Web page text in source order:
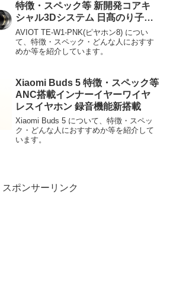
特徴・スペック等 新開発コアキ
シャル3Dシステム 日髙のり子氏
オリジナルボイスガイダンスも搭
載
AVIOT TE-W1-PNK(ピヤホン8) につい
て、特徴・スペック・どんな人におすす
めか等を紹介しています。
Xiaomi Buds 5 特徴・スペック等
ANC搭載インナーイヤーワイヤ
レスイヤホン 録音機能新搭載
Xiaomi Buds 5 について、特徴・スペッ
ク・どんな人におすすめか等を紹介して
います。
スポンサーリンク